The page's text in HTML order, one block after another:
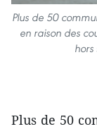
Plus de 50
en raison des
Plus de 50